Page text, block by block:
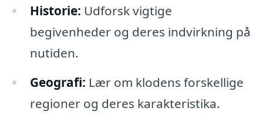
Historie: Udforsk vigtige
begivenheder og deres indvirkning på
nutiden.
Geografi: Lær om klodens forskellige
regioner og deres karakteristika.